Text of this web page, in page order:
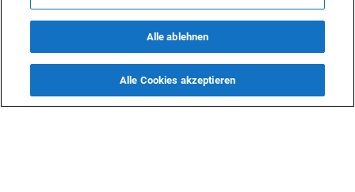
Alle ablehnen
Alle Cookies akzeptieren